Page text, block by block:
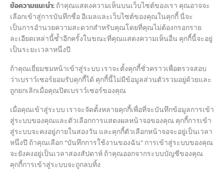
ข้อความแนะนำ:ถ้าคุณแสดงความเห็นบนเว็บไซต์ของเรา คุณอาจจะ
เลือกเข้าสู่การบันทึกชื่อ อีเมลและเว็บไซต์ของคุณในคุกกี้ นี่จะ
เป็นการอำนวยความสะดวกสำหรับคุณโดยที่คุณไม่ต้องกรอกราย
ละเอียดเหล่านี้ซ้ำอีกครั้งในขณะที่คุณแสดงความเห็นอื่น คุกกี้นี้จะอยู่
เป็นระยะเวลาหนึ่งปี
ถ้าคุณเยี่ยมชมหน้าเข้าสู่ระบบ เราจะตั้งคุกกี้ชั่วคราวเพื่อตรวจสอบ
ว่าเบราว์เซอร์ยอมรับคุกกี้ได้ คุกกี้นี้ไม่มีข้อมูลส่วนตัวรวมอยู่ด้วยและ
ถูกยกเลิกเมื่อคุณปิดเบราว์เซอร์ของคุณ
เมื่อคุณเข้าสู่ระบบ เราจะจัดตั้งหลายคุกกี้เพื่อที่จะบันทึกข้อมูลการเข้า
สู่ระบบของคุณและตัวเลือกการแสดงผลหน้าจอของคุณ คุกกี้การเข้า
สู่ระบบจะคงอยู่ภายในสองวัน และคุกกี้ตัวเลือกหน้าจอจะอยู่เป็นเวลา
หนึ่งปี ถ้าคุณเลือก “บันทึกการใช้งานของฉัน” การเข้าสู่ระบบของคุณ
จะยังคงอยู่เป็นเวลาสองสัปดาห์ ถ้าคุณออกจากระบบบัญชีของคุณ
คุกกี้การเข้าสู่ระบบจะถูกลบทิ้ง